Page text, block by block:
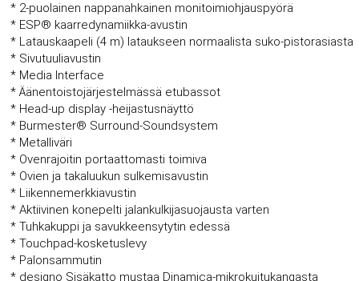
* 2-puolainen nappanahkainen monitoimiohjauspyörä
* ESP® kaarredynamiikka-avustin
* Latauskaapeli (4 m) lataukseen normaalista suko-pistorasiasta
* Sivutuuliavustin
* Media Interface
* Äänentoistojärjestelmässä etubassot
* Head-up display -heijastusnäyttö
* Burmester® Surround-Soundsystem
* Metalliväri
* Ovenrajoitin portaattomasti toimiva
* Ovien ja takaluukun sulkemisavustin
* Liikennemerkkiavustin
* Aktiivinen konepelti jalankulkijasuojausta varten
* Tuhkakuppi ja savukkeensytytin edessä
* Touchpad-kosketuslevy
* Palonsammutin
* designo Sisäkatto mustaa Dinamica-mikrokuitukangasta